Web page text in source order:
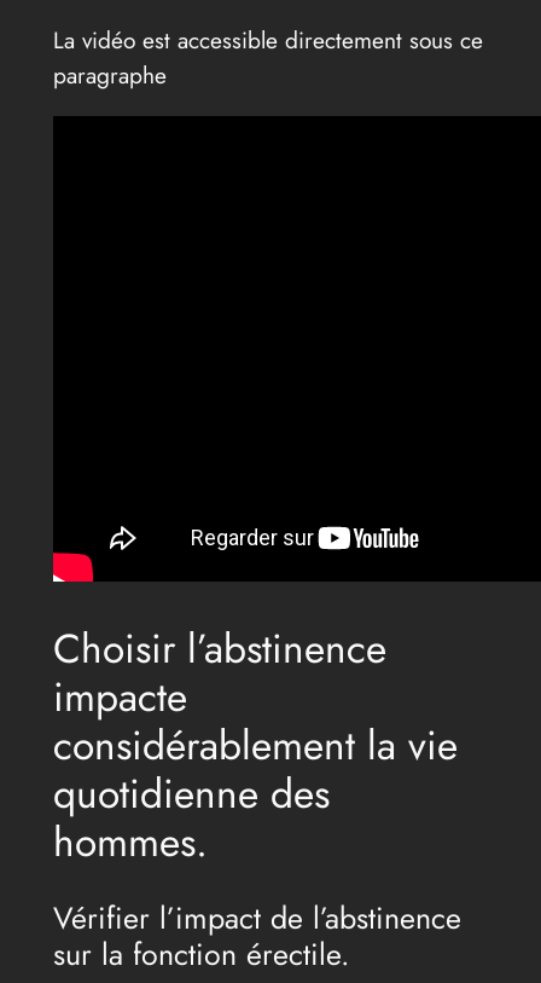
La vidéo est accessible directement sous ce
paragraphe
Choisir l’abstinence
impacte
considérablement la vie
quotidienne des
hommes.
Vérifier l’impact de l’abstinence
sur la fonction érectile.